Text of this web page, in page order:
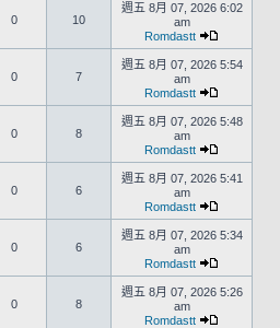
0 10
週五 8月 07, 2026 6:02
am
Romdastt
0 7
週五 8月 07, 2026 5:54
am
Romdastt
0 8
週五 8月 07, 2026 5:48
am
Romdastt
0 6
週五 8月 07, 2026 5:41
am
Romdastt
0 6
週五 8月 07, 2026 5:34
am
Romdastt
0 8
週五 8月 07, 2026 5:26
am
Romdastt